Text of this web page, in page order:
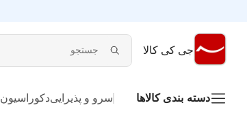
جی کی کالا
دسته بندی کالاها سرو و پذیراییدکوراسیون